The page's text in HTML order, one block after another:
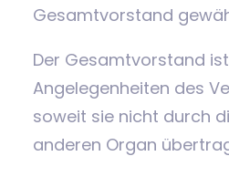
Gesamtvorstand
Der Gesamtvorstand
Angelegenheiten des
soweit sie nicht durch
anderen Organ